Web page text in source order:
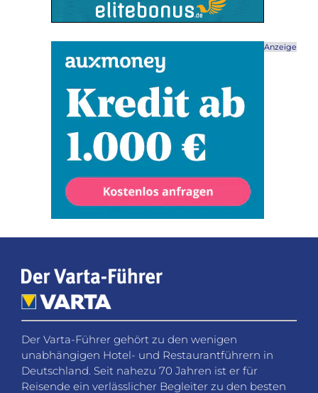
Anzeige
Der Varta-Führer gehört zu den wenigen
unabhängigen Hotel- und Restaurantführern in
Deutschland. Seit nahezu 70 Jahren ist er für
Reisende ein verlässlicher Begleiter zu den besten